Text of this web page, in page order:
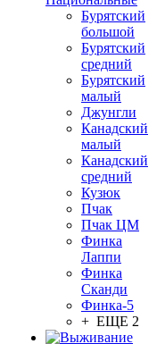
Бурятский
большой
Бурятский
средний
Бурятский
малый
Джунгли
Канадский
малый
Канадский
средний
Кузюк
Пчак
Пчак ЦМ
Финка
Лаппи
Финка
Сканди
Финка-5
+ ЕЩЕ 2